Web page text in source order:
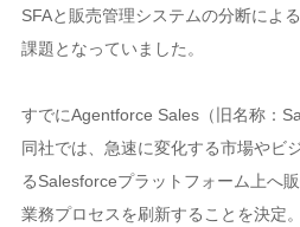
SFAと販売管理システムの分断によ
課題となっていました。
すでにAgentforce Sales（旧名称：
同社では、急速に変化する市場やビ
るSalesforceプラットフォーム上へ
業務プロセスを刷新することを決定